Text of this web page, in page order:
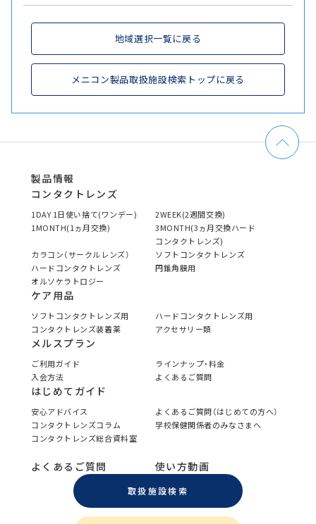
地域選択一覧に戻る
メニコン製品取扱施設検索トップに戻る
製品情報
コンタクトレンズ
1DAY 1日使い捨て(ワンデー)
2WEEK(2週間交換)
1MONTH(1ヵ月交換)
3MONTH(3ヵ月交換ハード
コンタクトレンズ)
カラコン（サークルレンズ）
ソフトコンタクトレンズ
ハードコンタクトレンズ
円錐角膜用
オルソケラトロジー
ケア用品
ソフトコンタクトレンズ用
ハードコンタクトレンズ用
コンタクトレンズ装着薬
アクセサリー類
メルスプラン
ご利用ガイド
ラインナップ・料金
入会方法
よくあるご質問
はじめてガイド
安心アドバイス
よくあるご質問（はじめての方へ）
コンタクトレンズコラム
学校保健関係者のみなさまへ
コンタクトレンズ総合資料室
よくあるご質問 使い方動画
取扱施設検索